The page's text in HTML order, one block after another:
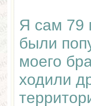
Я сам 79
были
моего
ходили